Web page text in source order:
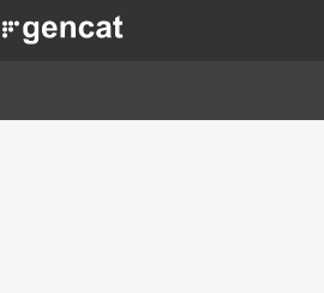
Skip
to
. Obre en una nova finestra.